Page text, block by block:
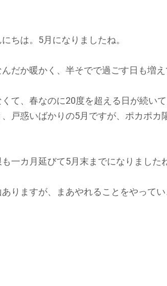
ちは。5月になりましたね。
だか暖かく、半そでで過ごす日も増え
て、春なのに20度を超える日が続い
戸惑いばかりの5月ですが、ポカポカ
一カ月延びて5月末までになりました
りますが、まあやれることをやってい